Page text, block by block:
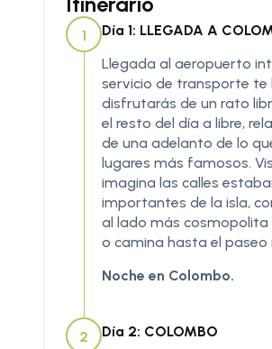
1
Día 1: LLEGADA A
Llegada al aeropuerto
servicio de transporte te
disfrutarás de un rato
el resto del día a libre,
de una adelanto de lo
lugares más famosos.
imagina las calles
importantes de la isla,
al lado más
o camina hasta el
Noche en Colombo.
2
Día 2: COLOMBO